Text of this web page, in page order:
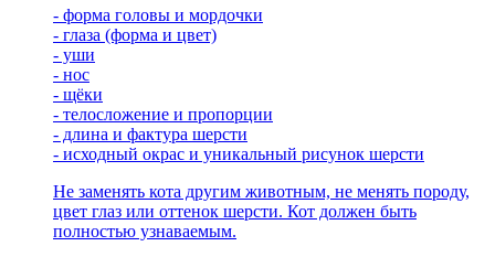
- форма головы и мордочки
- глаза (форма и цвет)
- уши
- нос
- щёки
- телосложение и пропорции
- длина и фактура шерсти
- исходный окрас и уникальный рисунок шерсти
Не заменять кота другим животным, не менять породу,
цвет глаз или оттенок шерсти. Кот должен быть
полностью узнаваемым.